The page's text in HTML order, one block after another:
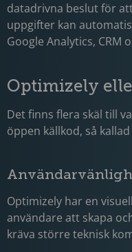
datadrivna beslut för
uppgifter kan
Google Analytics, CRM
Optimizely
Det finns flera skäl till
öppen källkod, så
Optimizely har en
användare att skapa
kräva större teknisk